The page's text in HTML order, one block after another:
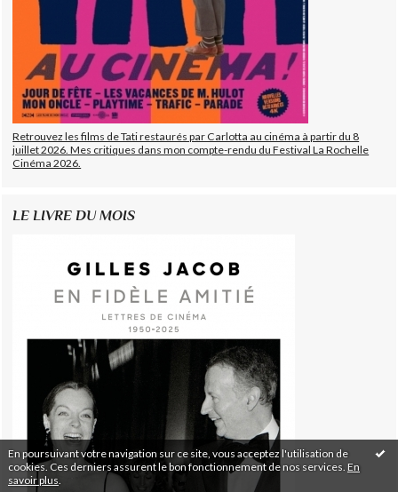
En poursuivant votre navigation sur ce site, vous acceptez l'utilisation de
cookies. Ces derniers assurent le bon fonctionnement de nos services. En
savoir plus
Retrouvez les films de Tati restaurés par Carlotta au cinéma à partir du 8
juillet 2026. Mes critiques dans mon compte-rendu du Festival La Rochelle
Cinéma 2026.
LE LIVRE DU MOIS